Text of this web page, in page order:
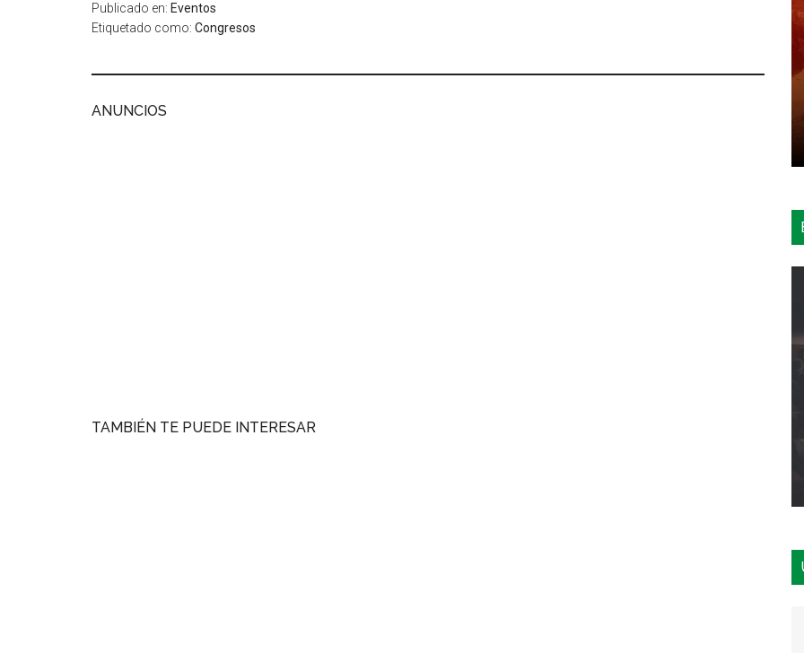
Publicado en: Eventos
Etiquetado como: Congresos
ANUNCIOS
TAMBIÉN TE PUEDE INTERESAR